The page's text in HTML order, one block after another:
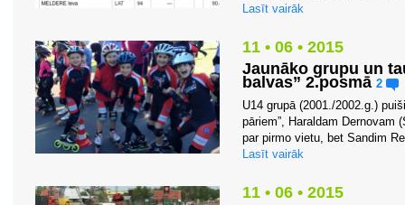
Lasīt vairāk
11 • 06 • 2015
Jaunāko grupu un
balvas” 2.posmā 2
U14 grupā (2001./2002.g.)
pāriem”, Haraldam Dernovam
par pirmo vietu, bet Sandim
Lasīt vairāk
11 • 06 • 2015